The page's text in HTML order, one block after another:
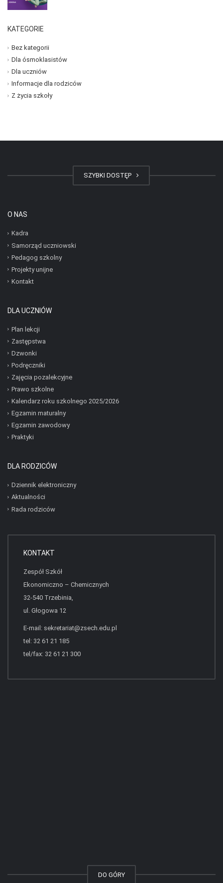
KATEGORIE
Bez kategorii
Dla ósmoklasistów
Dla uczniów
Informacje dla rodziców
Z życia szkoły
SZYBKI DOSTĘP
O NAS
Kadra
Samorząd uczniowski
Pedagog szkolny
Projekty unijne
Kontakt
DLA UCZNIÓW
Plan lekcji
Zastępstwa
Dzwonki
Podręczniki
Zajęcia pozalekcyjne
Prawo szkolne
Kalendarz roku szkolnego 2025/2026
Egzamin maturalny
Egzamin zawodowy
Praktyki
DLA RODZICÓW
Dziennik elektroniczny
Aktualności
Rada rodziców
KONTAKT
Zespół Szkół
Ekonomiczno – Chemicznych
32-540 Trzebinia,
ul. Głogowa 12
E-mail: sekretariat@zsech.edu.pl
tel: 32 61 21 185
tel/fax: 32 61 21 300
DO GÓRY